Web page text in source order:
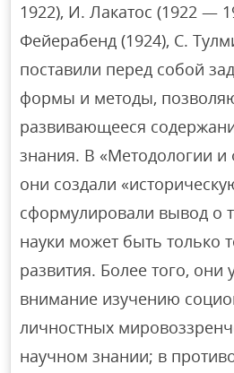
1922), И. Лакатос (1922 —
Фейерабенд (1924), С.
поставили перед собой
формы и методы,
развивающееся
знания. В «Методологии
они создали
сформулировали вывод о
науки может быть только
развития. Более того, они
внимание изучению
личностных
научном знании; в